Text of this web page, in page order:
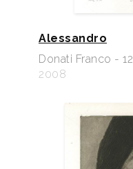
Alessandro
Donati Franco - 12
2008